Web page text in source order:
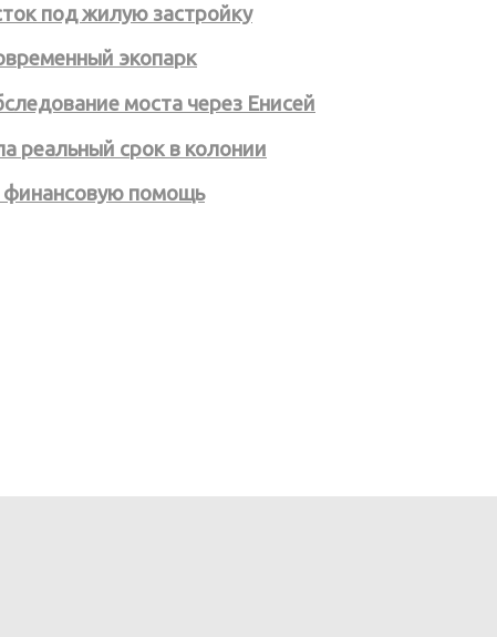
под жилую застройку
экопарк
моста через Енисей
реальный срок в колонии
помощь